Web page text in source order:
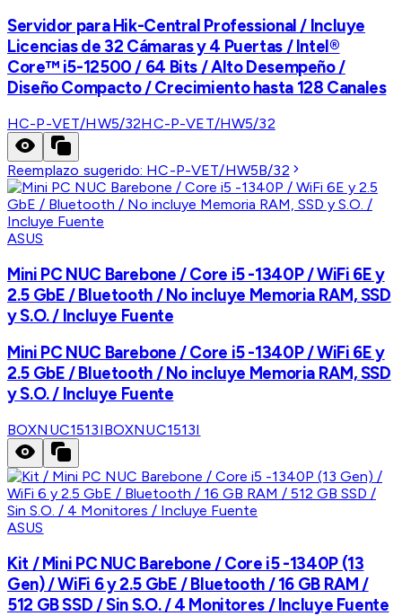
Servidor para Hik-Central Professional / Incluye
Licencias de 32 Cámaras y 4 Puertas / Intel®
Core™ i5-12500 / 64 Bits / Alto Desempeño /
Diseño Compacto / Crecimiento hasta 128 Canales
HC-P-VET/HW5/32HC-P-VET/HW5/32
Reemplazo sugerido: HC-P-VET/HW5B/32
ASUS
Mini PC NUC Barebone / Core i5 -1340P / WiFi 6E y
2.5 GbE / Bluetooth / No incluye Memoria RAM, SSD
y S.O. / Incluye Fuente
Mini PC NUC Barebone / Core i5 -1340P / WiFi 6E y
2.5 GbE / Bluetooth / No incluye Memoria RAM, SSD
y S.O. / Incluye Fuente
BOXNUC1513IBOXNUC1513I
ASUS
Kit / Mini PC NUC Barebone / Core i5 -1340P (13
Gen) / WiFi 6 y 2.5 GbE / Bluetooth / 16 GB RAM /
512 GB SSD / Sin S.O. / 4 Monitores / Incluye Fuente